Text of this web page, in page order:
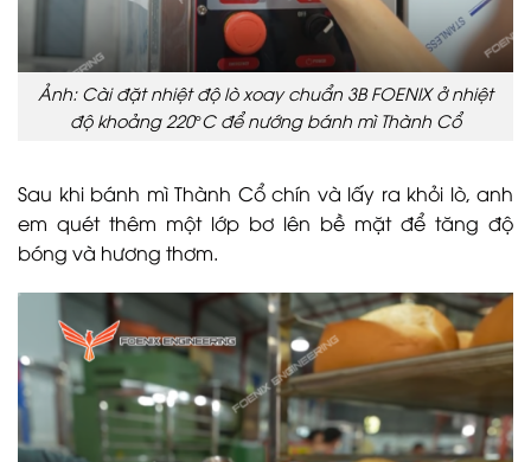
Ảnh: Cài đặt nhiệt độ lò xoay chuẩn 3B FOENIX ở nhiệt
độ khoảng 220°C để nướng bánh mì Thành Cổ
Sau khi bánh mì Thành Cổ chín và lấy ra khỏi lò, anh
em quét thêm một lớp bơ lên bề mặt để tăng độ
bóng và hương thơm.